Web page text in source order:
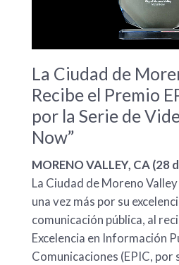
La Ciudad de
Recibe el Premio
por la Serie de
Now”
MORENO VALLEY, CA (28
La Ciudad de Moreno
una vez más por su
comunicación pública, al
Excelencia en Información
Comunicaciones (EPIC, por